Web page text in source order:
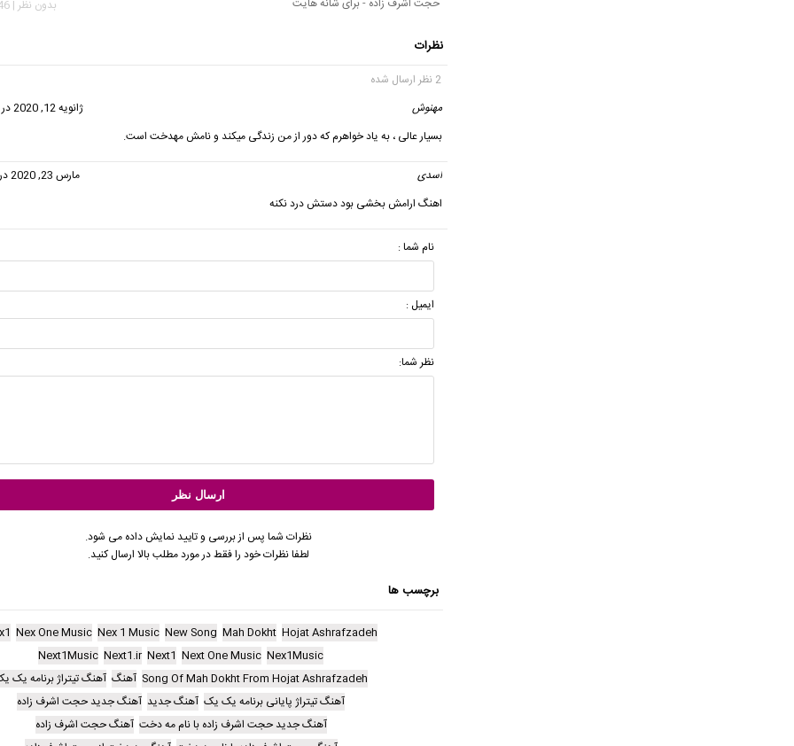
بدون نظر | 3,146 بازدید
نظرات
2 نظر ارسال شده
مهنوش
ژانویه 12, 2020 در 1:52 ب.ظ
بسیار عالی ، به یاد خواهرم که دور از من زندگی میکند و نامش مهدخت است.
اسدی
مارس 23, 2020 در 3:06 ق.ظ
اهنگ ارامش بخشی بود دستش درد نکنه
نام شما :
ایمیل :
نظر شما:
نظرات شما پس از بررسی و تایید نمایش داده می شود.
لطفا نظرات خود را فقط در مورد مطلب بالا ارسال کنید.
برچسب ها
Hojat Ashrafzadeh
Mah Dokht
New Song
Nex 1 Music
Nex One Music
Nex1Music
Next One Music
Next1
Next1.ir
Next1Music
Song Of Mah Dokht From Hojat Ashrafzadeh آهنگ آهنگ تیتراژ برنامه یک
آهنگ تیتراژ پایانی برنامه یک یک آهنگ جدید آهنگ جدید حجت اشرف زاده
آهنگ جدید حجت اشرف زاده با نام مه دخت آهنگ حجت اشرف زاده